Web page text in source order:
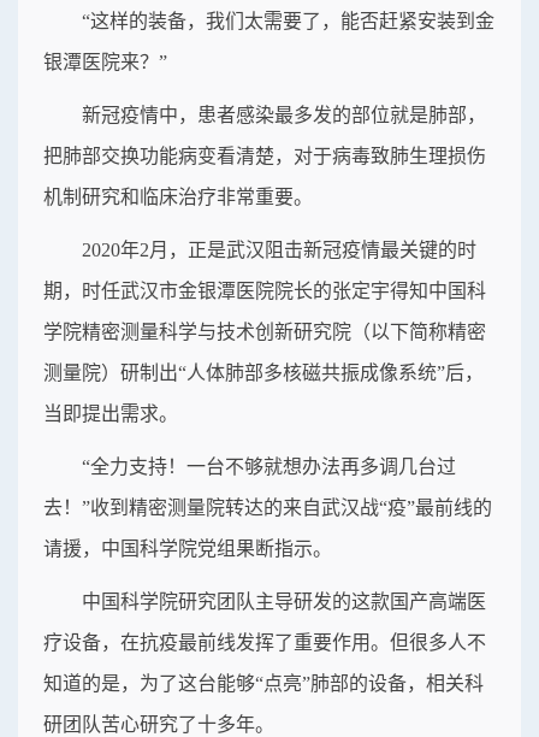
“这样的装备，我们太需要了，能否赶紧安装到金
银潭医院来？”
新冠疫情中，患者感染最多发的部位就是肺部，
把肺部交换功能病变看清楚，对于病毒致肺生理损伤
机制研究和临床治疗非常重要。
2020年2月，正是武汉阻击新冠疫情最关键的时
期，时任武汉市金银潭医院院长的张定宇得知中国科
学院精密测量科学与技术创新研究院（以下简称精密
测量院）研制出“人体肺部多核磁共振成像系统”后，
当即提出需求。
“全力支持！一台不够就想办法再多调几台过
去！”收到精密测量院转达的来自武汉战“疫”最前线的
请援，中国科学院党组果断指示。
中国科学院研究团队主导研发的这款国产高端医
疗设备，在抗疫最前线发挥了重要作用。但很多人不
知道的是，为了这台能够“点亮”肺部的设备，相关科
研团队苦心研究了十多年。